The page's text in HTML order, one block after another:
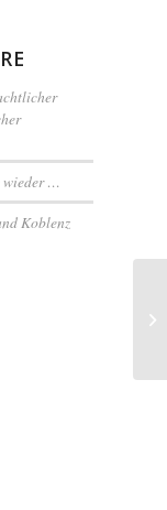
wieder …
Koblenz